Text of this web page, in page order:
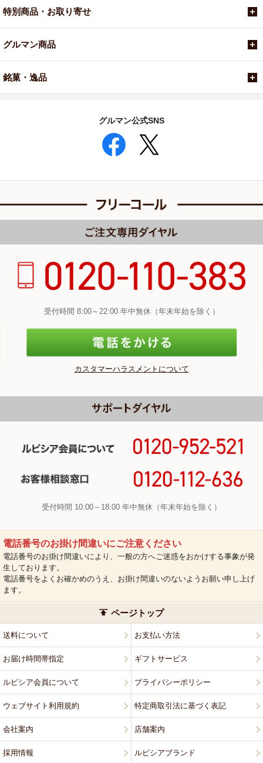
特別商品・お取り寄せ
グルマン商品
銘菓・逸品
グルマン公式SNS
受付時間 8:00～22:00 年中無休（年末年始を除く）
カスタマーハラスメントについて
受付時間 10:00～18:00 年中無休（年末年始を除く）
電話番号のお掛け間違いにご注意ください
電話番号のお掛け間違いにより、一般の方へご迷惑をおかけする事象が発
生しております。
電話番号をよくお確かめのうえ、お掛け間違いのないようお願い申し上げ
ます。
ページトップ
送料について お支払い方法
お届け時間帯指定 ギフトサービス
ルピシア会員について プライバシーポリシー
ウェブサイト利用規約 特定商取引法に基づく表記
会社案内 店舗案内
採用情報 ルピシアブランド